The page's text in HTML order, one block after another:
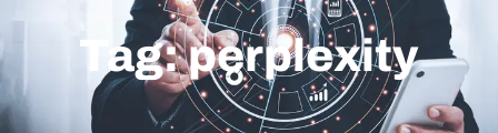
Tag: perplexity